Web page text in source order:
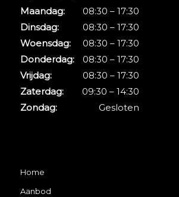
Maandag:
08:30 – 17:30
Dinsdag:
08:30 – 17:30
Woensdag:
08:30 – 17:30
Donderdag:
08:30 – 17:30
Vrijdag:
08:30 – 17:30
Zaterdag:
09:30 – 14:30
Zondag:
Gesloten
Home
Aanbod